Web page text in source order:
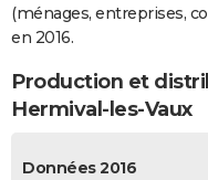
(ménages, entreprises,
en 2016.
Production et
Hermival-les-Vaux
Données 2016